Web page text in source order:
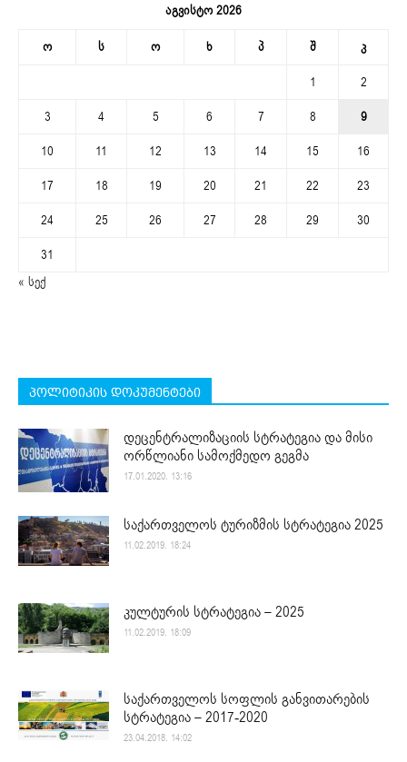
აგვისტო 2026
ო ს ო ხ პ შ კ
1
2
3
4 5 6 7 8
9
10
11 12 13 14 15
16
17
18 19 20 21 22
23
24
25 26 27 28 29
30
31
« სექ
პოლიტიკის დოკუმენტები
დეცენტრალიზაციის სტრატეგია და მისი
ორწლიანი სამოქმედო გეგმა
17.01.2020. 13:16
საქართველოს ტურიზმის სტრატეგია 2025
11.02.2019. 18:24
კულტურის სტრატეგია – 2025
11.02.2019. 18:09
საქართველოს სოფლის განვითარების
სტრატეგია – 2017-2020
23.04.2018. 14:02